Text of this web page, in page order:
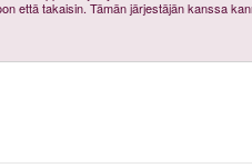
että takaisin. Tämän järjestäjän kanssa